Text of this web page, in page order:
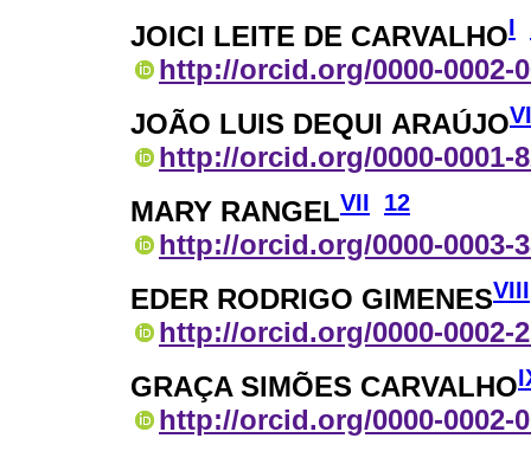
JOICI LEITE DE CARVALHOI
http://orcid.org/0000-0002-
JOÃO LUIS DEQUI ARAÚJOVI
http://orcid.org/0000-0001-
MARY RANGELVII 12
http://orcid.org/0000-0003-
EDER RODRIGO GIMENESVIII
http://orcid.org/0000-0002-
GRAÇA SIMÕES CARVALHO
http://orcid.org/0000-0002-